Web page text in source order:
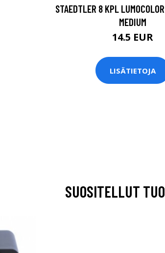
STAEDTLER 8 KPL
MEDIUM
14.5 EUR
LISÄTIETOJA
SUOSITELLUT